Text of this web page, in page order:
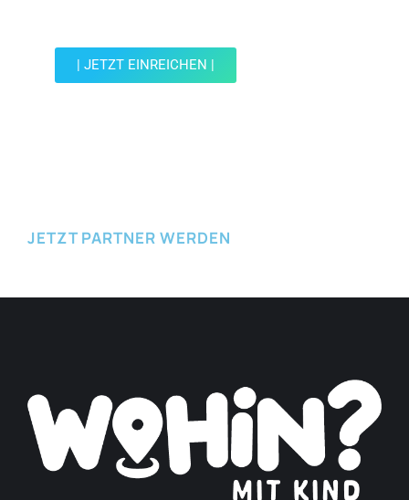
| JETZT EINREICHEN |
JETZT PARTNER WERDEN